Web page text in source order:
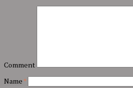
Comment
Name *